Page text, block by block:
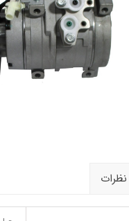
و لاستیک
جانبی ,تزِیینات
نظرات